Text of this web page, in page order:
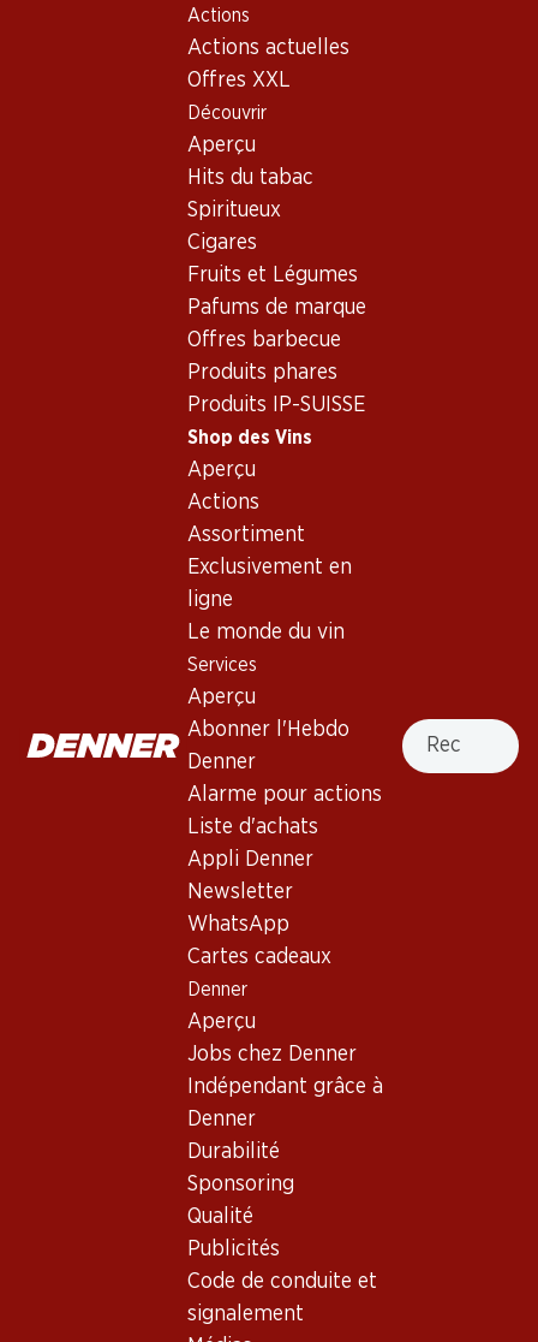
Actions
Actions actuelles
Offres XXL
Découvrir
Aperçu
Hits du tabac
Spiritueux
Cigares
Fruits et Légumes
Pafums de marque
Offres barbecue
Produits phares
Produits IP-SUISSE
Shop des Vins
Aperçu
Actions
Assortiment
Exclusivement en
ligne
Le monde du vin
Services
Aperçu
Abonner l'Hebdo
Denner
Alarme pour actions
Liste d'achats
Appli Denner
Newsletter
WhatsApp
Cartes cadeaux
Denner
Aperçu
Jobs chez Denner
Indépendant grâce à
Denner
Durabilité
Sponsoring
Qualité
Publicités
Code de conduite et
signalement
Recherche
Shop des Vins
Italie
différentes régions
Edizione Cinque Autoctoni Vino da Tavola
Recto Verso
Edizione Cinque Autoctoni Vino
différentes régions
Robe pourpre foncé intense. Nez corsé aux arômes
complexes de cerises noires, de pruneaux et de cassis, avec
des notes d’épices et de vanille. Bouche pleine aux tanins
moelleux et ronds. Finale très persistante.
Bon à savoir
Negroamaro